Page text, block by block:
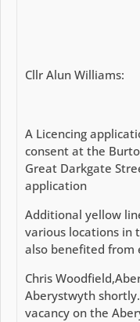
Cllr Alun Williams:
A Licencing
consent at the
Great Darkgate
application
Additional yellow
various locations in
also benefited from
Chris
Aberystwyth
vacancy on the